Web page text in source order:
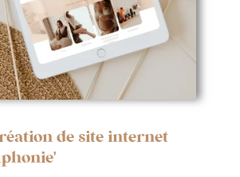
de site internet